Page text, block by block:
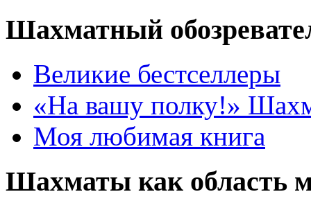
Шахматный
Великие бестселлеры
«На вашу полку!»
Моя любимая книга
Шахматы как область